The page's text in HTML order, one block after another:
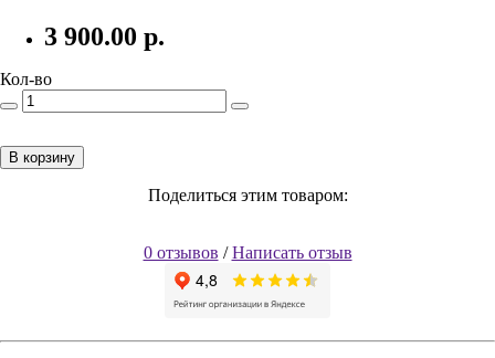
3 900.00 р.
Кол-во
В корзину
Поделиться этим товаром:
0 отзывов /Написать отзыв